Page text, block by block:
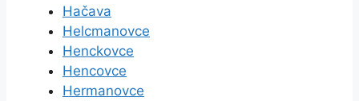
Hačava
Helcmanovce
Henckovce
Hencovce
Hermanovce